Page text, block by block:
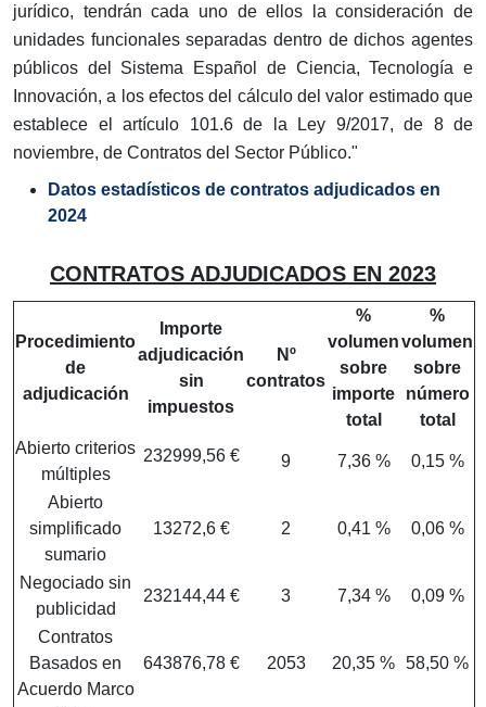
jurídico, tendrán cada uno de ellos la consideración de
unidades funcionales separadas dentro de dichos agentes
públicos del Sistema Español de Ciencia, Tecnología e
Innovación, a los efectos del cálculo del valor estimado que
establece el artículo 101.6 de la Ley 9/2017, de 8 de
noviembre, de Contratos del Sector Público."
Datos estadísticos de contratos adjudicados en
2024
CONTRATOS ADJUDICADOS EN 2023
Procedimiento
de
adjudicación
Importe
adjudicación
sin
impuestos
Nº
contratos
%
volumen
sobre
importe
total
%
volumen
sobre
número
total
Abierto criterios
múltiples
232999,56 € 9 7,36 % 0,15 %
Abierto
simplificado
sumario
13272,6 € 2 0,41 % 0,06 %
Negociado sin
publicidad
232144,44 € 3 7,34 % 0,09 %
Contratos
Basados en
Acuerdo Marco
643876,78 € 2053 20,35 % 58,50 %